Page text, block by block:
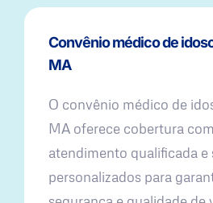
Convênio médico de
MA
O convênio médico de
MA oferece cobertura
atendimento qualificada e
personalizados para